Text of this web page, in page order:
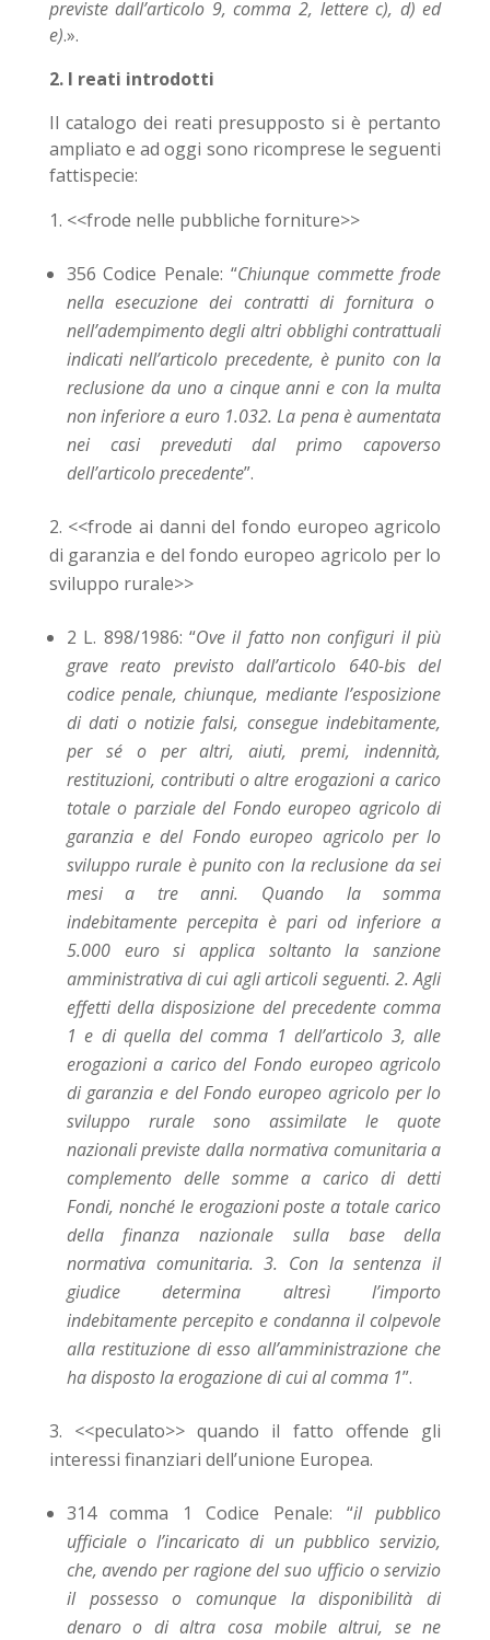
previste dall’articolo 9, comma 2, lettere c), d) ed
e).».
2. I reati introdotti
Il catalogo dei reati presupposto si è pertanto
ampliato e ad oggi sono ricomprese le seguenti
fattispecie:
<<frode nelle pubbliche forniture>>
356 Codice Penale: “Chiunque commettefrode
nella esecuzione dei contratti di forniturao
nell’adempimento degli altri obblighi contrattuali
indicati nell’articolo precedente, è punito con la
reclusione da uno a cinque anni e con la multa
non inferiore a euro 1.032.La pena è aumentata
nei casi preveduti dal primo capoverso
dell’articolo precedente”.
<<frode ai danni del fondo europeo agricolo
di garanzia e del fondo europeo agricolo per lo
sviluppo rurale>>
2 L. 898/1986: “Ove il fatto non configuri il più
grave reato previsto dall’articolo 640-bisdel
codice penale, chiunque, mediante l’esposizione
di dati o notizie falsi, consegue indebitamente,
per sé o per altri, aiuti, premi, indennità,
restituzioni, contributi o altre erogazioni a carico
totale o parziale del Fondo europeo agricolo di
garanzia e del Fondo europeo agricolo per lo
sviluppo rurale è punito con la reclusione da sei
mesi a tre anni. Quando la somma
indebitamente percepita è pari od inferiore a
5.000 euro si applica soltanto la sanzione
amministrativa di cui agli articoli seguenti. 2. Agli
effetti della disposizione del precedente comma
1 e di quella del comma 1 dell’articolo 3, alle
erogazioni a carico del Fondo europeo agricolo
di garanzia e del Fondo europeo agricolo per lo
sviluppo rurale sono assimilate le quote
nazionali previste dalla normativa comunitaria a
complemento delle somme a carico di detti
Fondi, nonché le erogazioni poste a totale carico
della finanza nazionale sulla base della
normativa comunitaria. 3. Con la sentenza il
giudice determina altresì l’importo
indebitamente percepito e condanna il colpevole
alla restituzione di esso all’amministrazione che
ha disposto la erogazione di cui al comma 1”.
<<peculato>>quando il fatto offende gli
interessi finanziari dell’unione Europea.
314 comma 1 Codice Penale: “il pubblico
ufficiale o l’incaricato di un pubblico servizio,
che, avendo per ragione del suo ufficio o servizio
il possesso o comunque la disponibilità di
denaro o di altra cosa mobile altrui, se ne